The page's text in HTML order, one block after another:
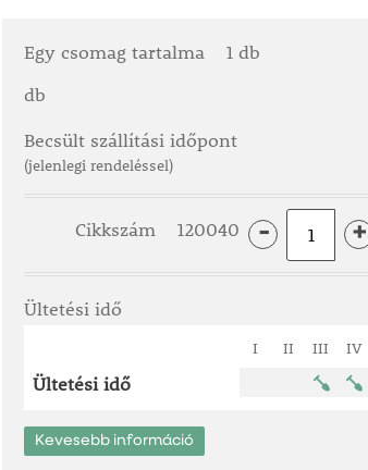
Egy csomag tartalma
1 db
db
Becsült szállítási időpont
(jelenlegi rendeléssel)
Cikkszám 120040 - +
Ültetési idő
I II III IV
Ültetési idő
Kevesebb információ